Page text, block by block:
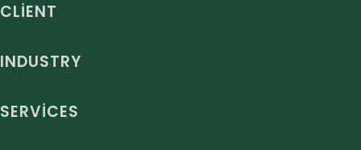
CLIENT
INDUSTRY
SERVICES